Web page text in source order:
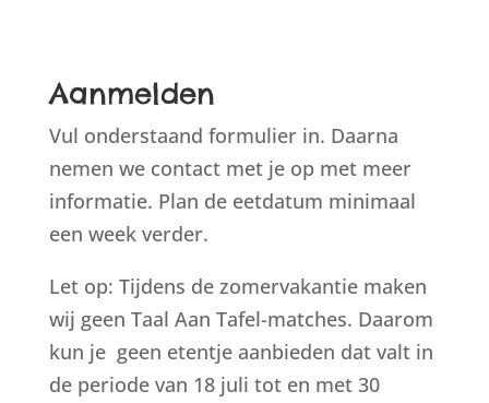
Aanmelden
Vul onderstaand formulier in. Daarna
nemen we contact met je op met meer
informatie. Plan de eetdatum minimaal
een week verder.
Let op: Tijdens de zomervakantie maken
wij geen Taal Aan Tafel-matches. Daarom
kun je geen etentje aanbieden dat valt in
de periode van 18 juli tot en met 30